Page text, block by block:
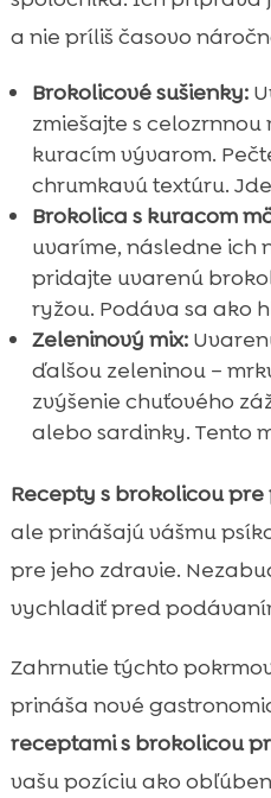
a nie príliš časovo
Brokolicové sušienky:
zmiešajte s celozrnnou
kuracím vývarom.
chrumkavú textúru.
Brokolica s kuracom
uvaríme, následne ich
pridajte uvarenú
ryžou. Podáva sa ako
Zeleninový mix:
ďalšou zeleninou –
zvýšenie chuťového
alebo sardinky. Tento
Recepty s brokolicou pre
ale prinášajú vášmu
pre jeho zdravie.
vychladiť pred
Zahrnutie týchto
prináša nové
receptami s brokolicou
vašu pozíciu ako